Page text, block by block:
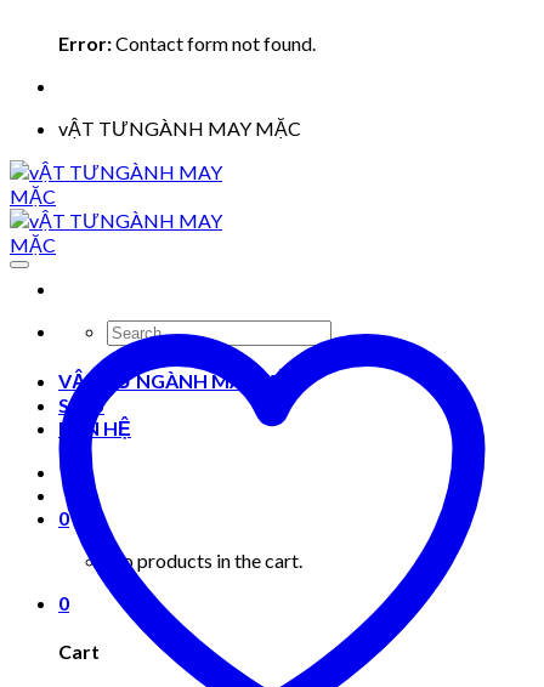
Error:Contact form not found.
vẬT TƯNGÀNH MAY MẶC
Search
for:
VẬT TƯ NGÀNH MAY MẶC
Shop
LIÊN HỆ
0
No products in the cart.
0
Cart